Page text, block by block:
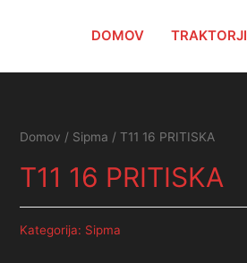
DOMOV TRAKTORJI
Domov / Sipma / T11 16 PRITISKA
T11 16 PRITISKA
Kategorija: Sipma